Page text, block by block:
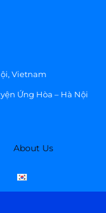
Vietnam
Ứng Hòa – Hà Nội
About Us